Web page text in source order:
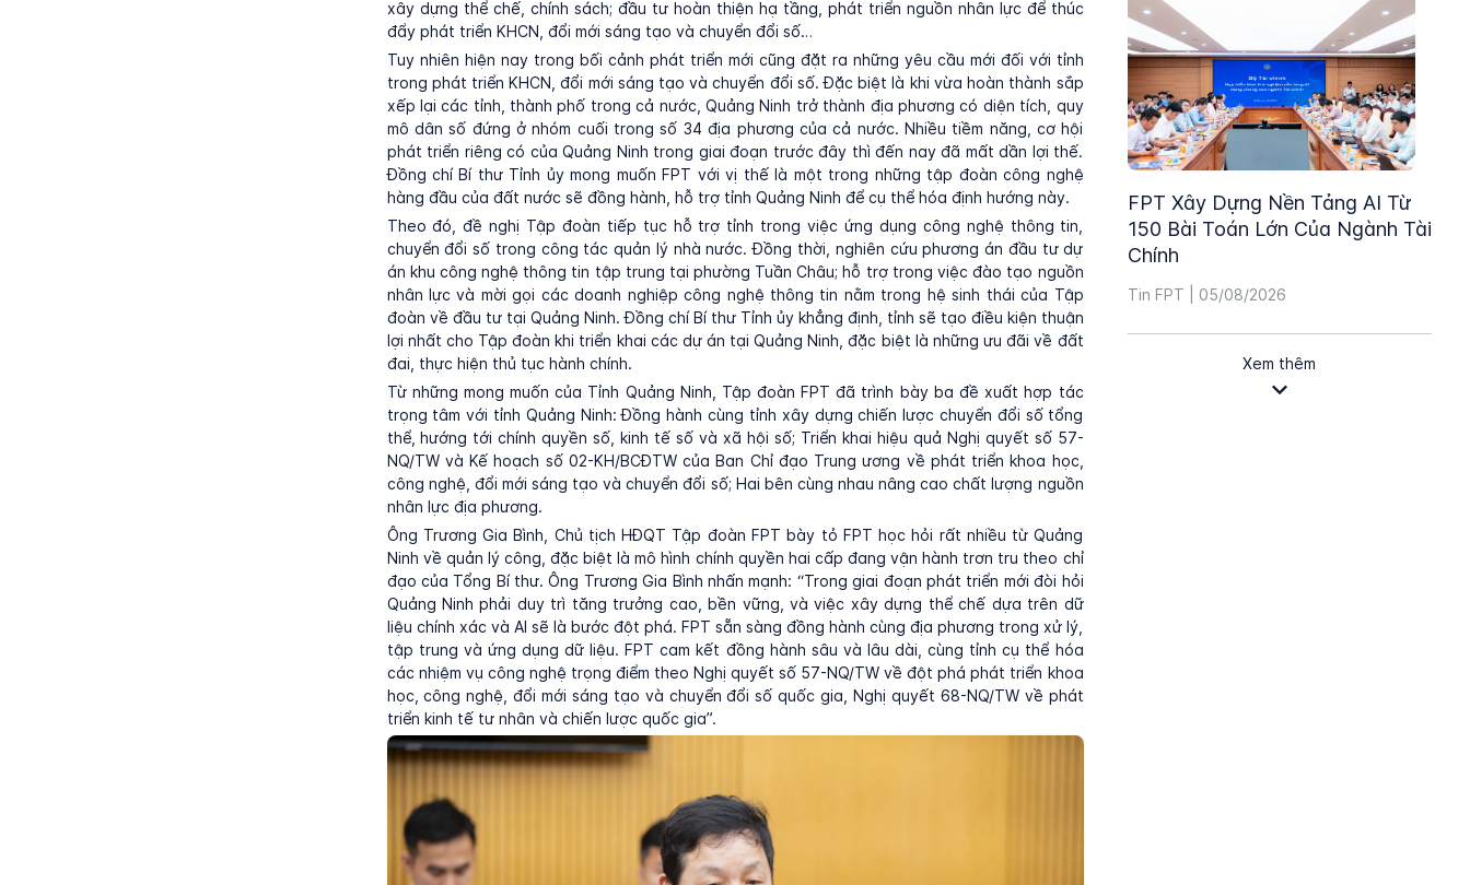
xây dựng thể chế, chính sách; đầu tư hoàn thiện hạ tầng, phát triển nguồn nhân lực để thúc
đẩy phát triển KHCN, đổi mới sáng tạo và chuyển đổi số…
Tuy nhiên hiện nay trong bối cảnh phát triển mới cũng đặt ra những yêu cầu mới đối với tỉnh
trong phát triển KHCN, đổi mới sáng tạo và chuyển đổi số. Đặc biệt là khi vừa hoàn thành sắp
xếp lại các tỉnh, thành phố trong cả nước, Quảng Ninh trở thành địa phương có diện tích, quy
mô dân số đứng ở nhóm cuối trong số 34 địa phương của cả nước. Nhiều tiềm năng, cơ hội
phát triển riêng có của Quảng Ninh trong giai đoạn trước đây thì đến nay đã mất dần lợi thế.
Đồng chí Bí thư Tỉnh ủy mong muốn FPT với vị thế là một trong những tập đoàn công nghệ
hàng đầu của đất nước sẽ đồng hành, hỗ trợ tỉnh Quảng Ninh để cụ thể hóa định hướng này.
Theo đó, đề nghị Tập đoàn tiếp tục hỗ trợ tỉnh trong việc ứng dụng công nghệ thông tin,
chuyển đổi số trong công tác quản lý nhà nước. Đồng thời, nghiên cứu phương án đầu tư dự
án khu công nghệ thông tin tập trung tại phường Tuần Châu; hỗ trợ trong việc đào tạo nguồn
nhân lực và mời gọi các doanh nghiệp công nghệ thông tin nằm trong hệ sinh thái của Tập
đoàn về đầu tư tại Quảng Ninh. Đồng chí Bí thư Tỉnh ủy khẳng định, tỉnh sẽ tạo điều kiện thuận
lợi nhất cho Tập đoàn khi triển khai các dự án tại Quảng Ninh, đặc biệt là những ưu đãi về đất
đai, thực hiện thủ tục hành chính.
Từ những mong muốn của Tỉnh Quảng Ninh, Tập đoàn FPT đã trình bày ba đề xuất hợp tác
trọng tâm với tỉnh Quảng Ninh: Đồng hành cùng tỉnh xây dựng chiến lược chuyển đổi số tổng
thể, hướng tới chính quyền số, kinh tế số và xã hội số; Triển khai hiệu quả Nghị quyết số 57-
NQ/TW và Kế hoạch số 02-KH/BCĐTW của Ban Chỉ đạo Trung ương về phát triển khoa học,
công nghệ, đổi mới sáng tạo và chuyển đổi số; Hai bên cùng nhau nâng cao chất lượng nguồn
nhân lực địa phương.
Ông Trương Gia Bình, Chủ tịch HĐQT Tập đoàn FPT bày tỏ FPT học hỏi rất nhiều từ Quảng
Ninh về quản lý công, đặc biệt là mô hình chính quyền hai cấp đang vận hành trơn tru theo chỉ
đạo của Tổng Bí thư. Ông Trương Gia Bình nhấn mạnh: “Trong giai đoạn phát triển mới đòi hỏi
Quảng Ninh phải duy trì tăng trưởng cao, bền vững, và việc xây dựng thể chế dựa trên dữ
liệu chính xác và AI sẽ là bước đột phá. FPT sẵn sàng đồng hành cùng địa phương trong xử lý,
tập trung và ứng dụng dữ liệu. FPT cam kết đồng hành sâu và lâu dài, cùng tỉnh cụ thể hóa
các nhiệm vụ công nghệ trọng điểm theo Nghị quyết số 57-NQ/TW về đột phá phát triển khoa
học, công nghệ, đổi mới sáng tạo và chuyển đổi số quốc gia, Nghị quyết 68-NQ/TW về phát
triển kinh tế tư nhân và chiến lược quốc gia”.
FPT Xây Dựng Nền Tảng AI Từ
150 Bài Toán Lớn Của Ngành Tài
Chính
Tin FPT | 05/08/2026
Xem thêm